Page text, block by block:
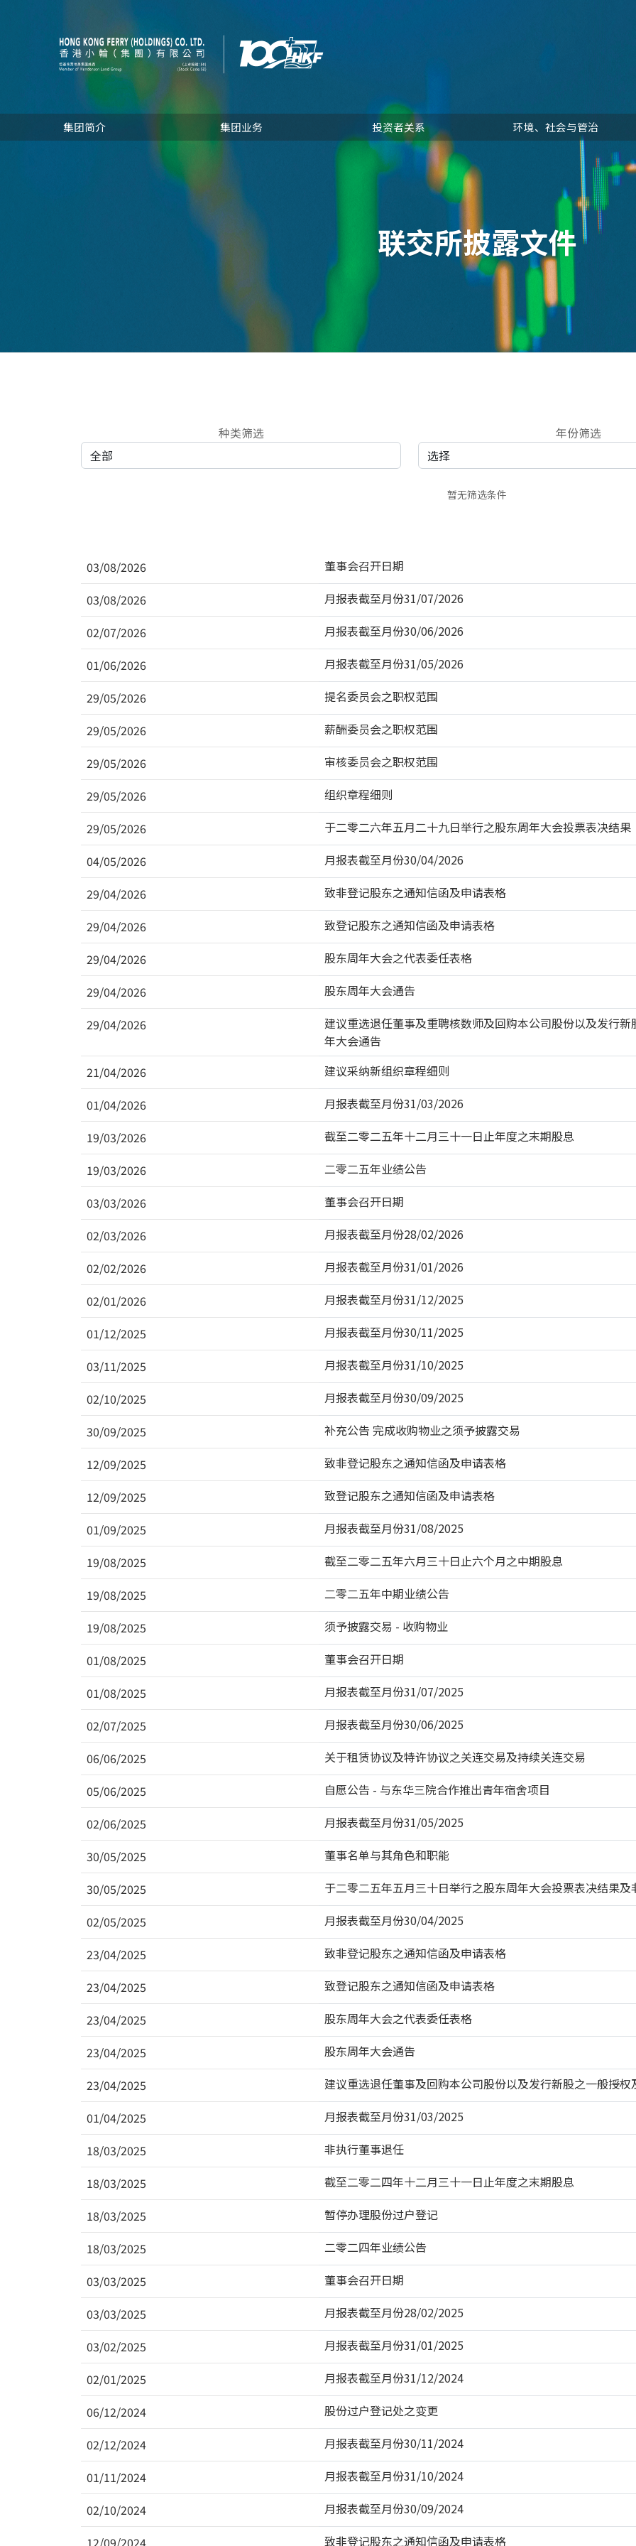
集团简介 集团业务 投资者关系 环境、社会与管治
联交所披露文件
种类筛选 年份筛选
暂无筛选条件
03/08/2026
董事会召开日期
03/08/2026
月报表截至月份31/07/2026
02/07/2026
月报表截至月份30/06/2026
01/06/2026
月报表截至月份31/05/2026
29/05/2026
提名委员会之职权范围
29/05/2026
薪酬委员会之职权范围
29/05/2026
审核委员会之职权范围
29/05/2026
组织章程细则
29/05/2026
于二零二六年五月二十九日举行之股东周年大会投票表决结果
04/05/2026
月报表截至月份30/04/2026
29/04/2026
致非登记股东之通知信函及申请表格
29/04/2026
致登记股东之通知信函及申请表格
29/04/2026
股东周年大会之代表委任表格
29/04/2026
股东周年大会通告
29/04/2026
建议重选退任董事及重聘核数师及回购本公司股份以及发行
年大会通告
21/04/2026
建议采纳新组织章程细则
01/04/2026
月报表截至月份31/03/2026
19/03/2026
截至二零二五年十二月三十一日止年度之末期股息
19/03/2026
二零二五年业绩公告
03/03/2026
董事会召开日期
02/03/2026
月报表截至月份28/02/2026
02/02/2026
月报表截至月份31/01/2026
02/01/2026
月报表截至月份31/12/2025
01/12/2025
月报表截至月份30/11/2025
03/11/2025
月报表截至月份31/10/2025
02/10/2025
月报表截至月份30/09/2025
30/09/2025
补充公告 完成收购物业之须予披露交易
12/09/2025
致非登记股东之通知信函及申请表格
12/09/2025
致登记股东之通知信函及申请表格
01/09/2025
月报表截至月份31/08/2025
19/08/2025
截至二零二五年六月三十日止六个月之中期股息
19/08/2025
二零二五年中期业绩公告
19/08/2025
须予披露交易 - 收购物业
01/08/2025
董事会召开日期
01/08/2025
月报表截至月份31/07/2025
02/07/2025
月报表截至月份30/06/2025
06/06/2025
关于租赁协议及特许协议之关连交易及持续关连交易
05/06/2025
自愿公告 - 与东华三院合作推出青年宿舍项目
02/06/2025
月报表截至月份31/05/2025
30/05/2025
董事名单与其角色和职能
30/05/2025
于二零二五年五月三十日举行之股东周年大会投票表决结果及
02/05/2025
月报表截至月份30/04/2025
23/04/2025
致非登记股东之通知信函及申请表格
23/04/2025
致登记股东之通知信函及申请表格
23/04/2025
股东周年大会之代表委任表格
23/04/2025
股东周年大会通告
23/04/2025
建议重选退任董事及回购本公司股份以及发行新股之一般授权
01/04/2025
月报表截至月份31/03/2025
18/03/2025
非执行董事退任
18/03/2025
截至二零二四年十二月三十一日止年度之末期股息
18/03/2025
暂停办理股份过户登记
18/03/2025
二零二四年业绩公告
03/03/2025
董事会召开日期
03/03/2025
月报表截至月份28/02/2025
03/02/2025
月报表截至月份31/01/2025
02/01/2025
月报表截至月份31/12/2024
06/12/2024
股份过户登记处之变更
02/12/2024
月报表截至月份30/11/2024
01/11/2024
月报表截至月份31/10/2024
02/10/2024
月报表截至月份30/09/2024
12/09/2024
致非登记股东之通知信函及申请表格